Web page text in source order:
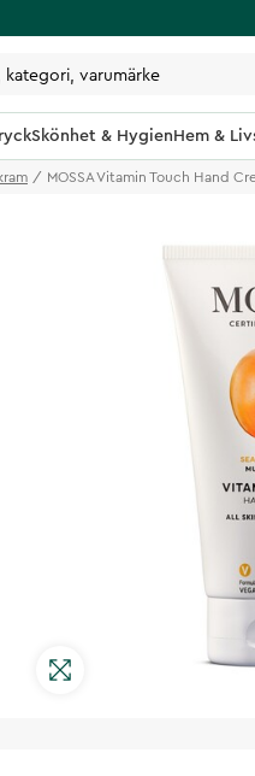
Skönhet & HygienHem &
MOSSA Vitamin Touch Hand